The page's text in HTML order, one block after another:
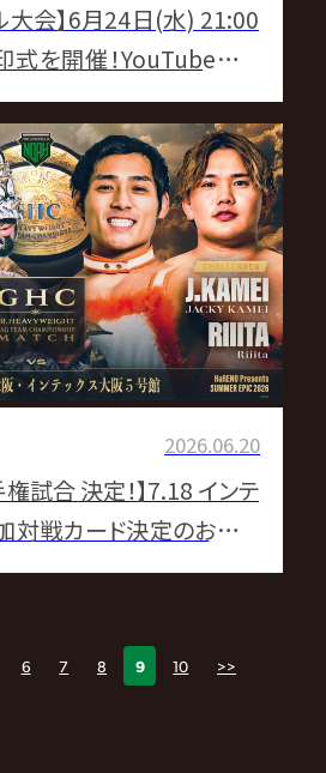
大会】6月24日(水) 21:00
を開催！YouTubeにて
2026.06.20
試合 決定！】7.18 インテ
戦カード決定のお知ら
6 7 8 9 10 >>